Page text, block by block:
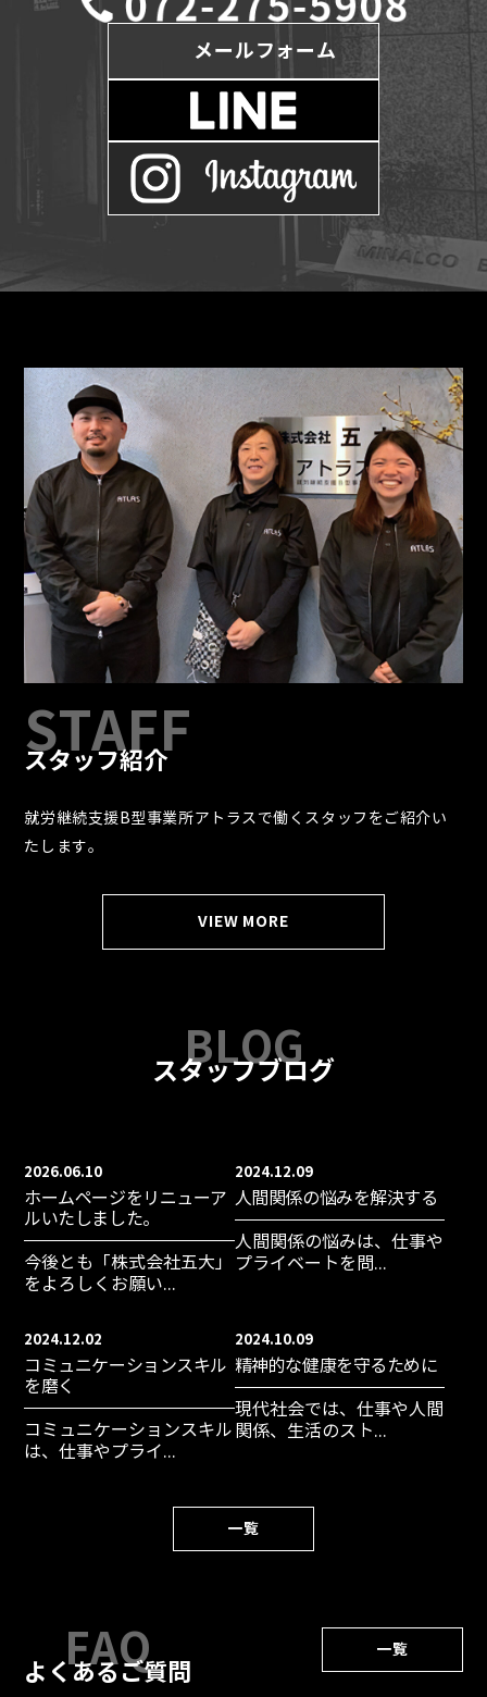
メールフォーム
スタッフ紹介
就労継続支援B型事業所アトラスで働くスタッフをご紹介い
たします。
VIEW MORE
スタッフブログ
2026.06.10
ホームページをリニューア
ルいたしました。
今後とも「株式会社五大」
をよろしくお願い...
2024.12.09
人間関係の悩みを解決する
人間関係の悩みは、仕事や
プライベートを問...
2024.12.02
コミュニケーションスキル
を磨く
コミュニケーションスキル
は、仕事やプライ...
2024.10.09
精神的な健康を守るために
現代社会では、仕事や人間
関係、生活のスト...
一覧
よくあるご質問
一覧